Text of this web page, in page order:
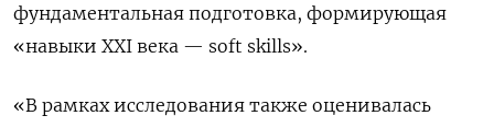
фундаментальная подготовка, формирующая
«навыки XXI века — soft skills».
«В рамках исследования также оценивалась